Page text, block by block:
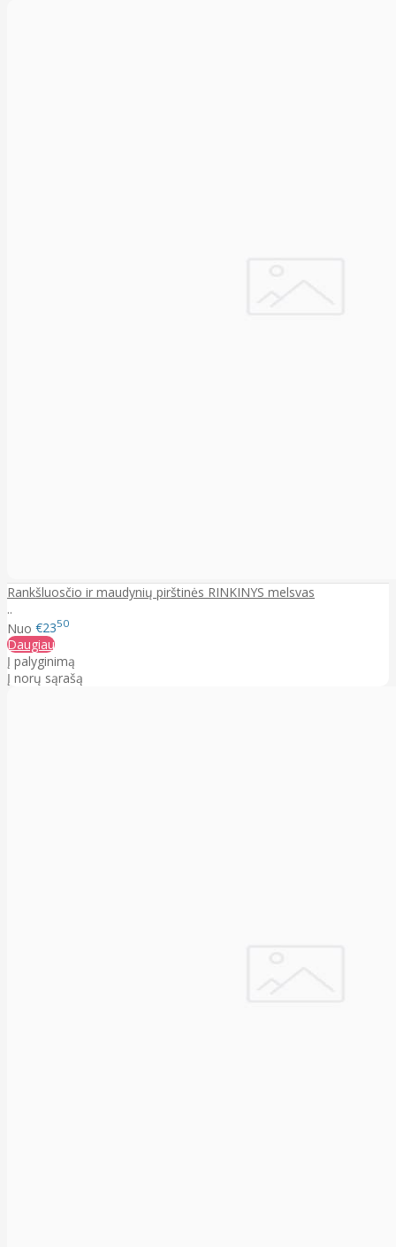
Rankšluosčio ir maudynių pirštinės RINKINYS melsvas
..
Nuo €2350
Daugiau
Į palyginimą
Į norų sąrašą